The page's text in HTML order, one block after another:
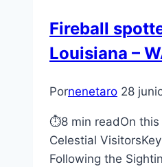
Fireball
Louisiana –
Pornenetaro 28
⏱8 min readOn this
Celestial
Following the